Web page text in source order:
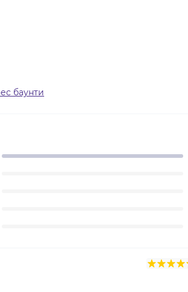
баунти